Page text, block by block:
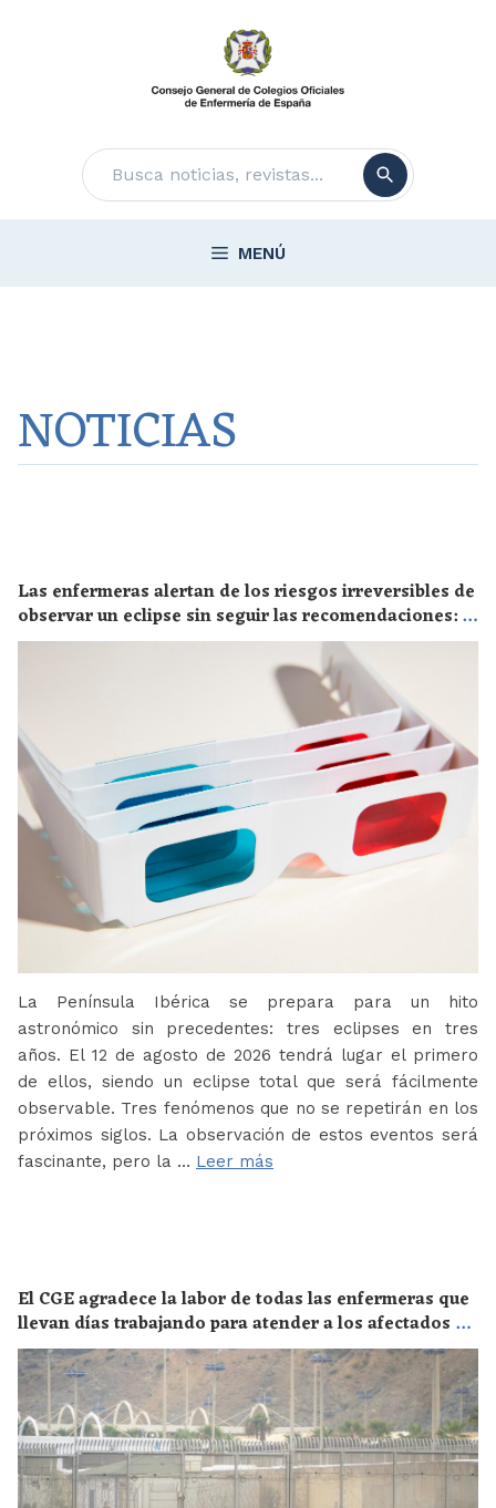
Buscar
MENÚ
NOTICIAS
Las enfermeras alertan de los riesgos irreversibles de
observar un eclipse sin seguir las recomendaciones: la
retinopatía solar es el mayor de los peligros
La Península Ibérica se prepara para un hito
astronómico sin precedentes: tres eclipses en tres
años. El 12 de agosto de 2026 tendrá lugar el primero
de ellos, siendo un eclipse total que será fácilmente
observable. Tres fenómenos que no se repetirán en los
próximos siglos. La observación de estos eventos será
fascinante, pero la … Leer más
El CGE agradece la labor de todas las enfermeras que
llevan días trabajando para atender a los afectados de
la crisis migratoria de Ceuta